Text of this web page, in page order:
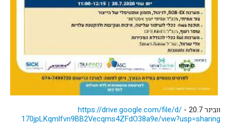
וובינר 20.7 - https://drive.google.com/file/d/
170jpLKqmlfvn9BB2Vecqms4ZFdO38a9e/view?usp=sharing